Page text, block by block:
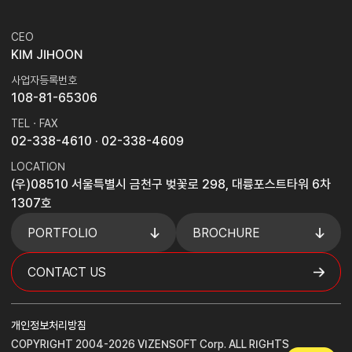
CEO
KIM JIHOON
사업자등록번호
108-81-65306
TEL · FAX
02-338-4610 · 02-338-4609
LOCATION
(우)08510 서울특별시 금천구 벚꽃로 298, 대륭포스트타워 6차
1307호
PORTFOLIO
BROCHURE
CONTACT US
개인정보처리방침
COPYRIGHT 2004-2026 VIZENSOFT Corp. ALL RIGHTS